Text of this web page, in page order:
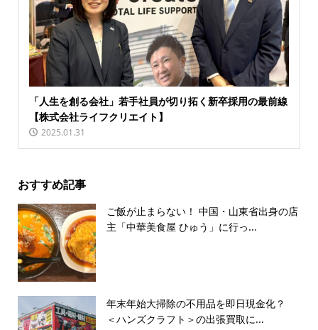
「人生を創る会社」若手社員が切り拓く新卒採用の最前線
【株式会社ライフクリエイト】
2025.01.31
おすすめ記事
ご飯が止まらない！ 中国・山東省出身の店
主「中華美食屋 ひゅう」に行っ...
年末年始大掃除の不用品を即日現金化？
＜ハンズクラフト＞の出張買取に...